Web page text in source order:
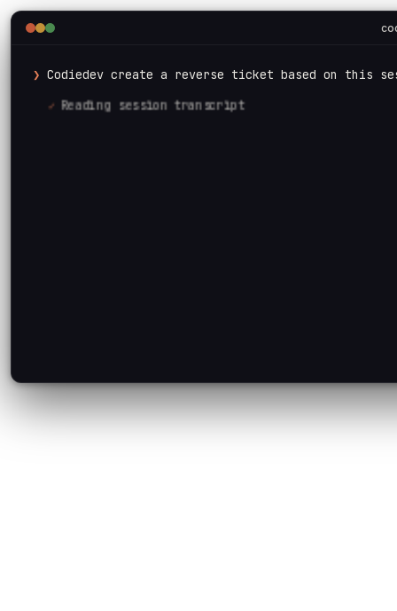
❯ Codiedev create a reverse ticket based on this se
✓ Reading session transcript